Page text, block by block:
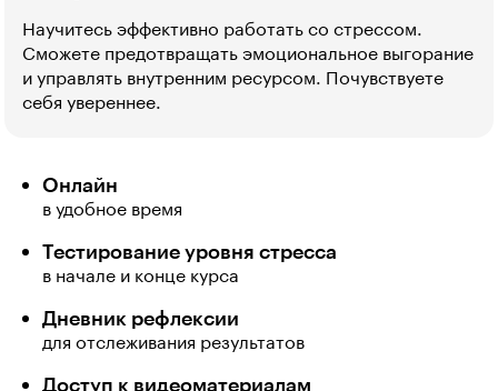
Научитесь эффективно работать со стрессом.
Сможете предотвращать эмоциональное выгорание
и управлять внутренним ресурсом. Почувствуете
себя увереннее.
Онлайн
в удобное время
Тестирование уровня стресса
в начале и конце курса
Дневник рефлексии
для отслеживания результатов
Доступ к видеоматериалам